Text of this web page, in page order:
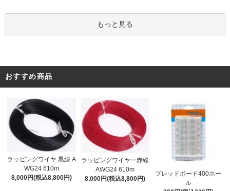
もっと見る
おすすめ商品
ラッピングワイヤ 黒線 A
WG24 610m
8,000円(税込8,800円)
ラッピングワイヤー赤線
AWG24 610m
8,000円(税込8,800円)
ブレッドボード400ホー
ル